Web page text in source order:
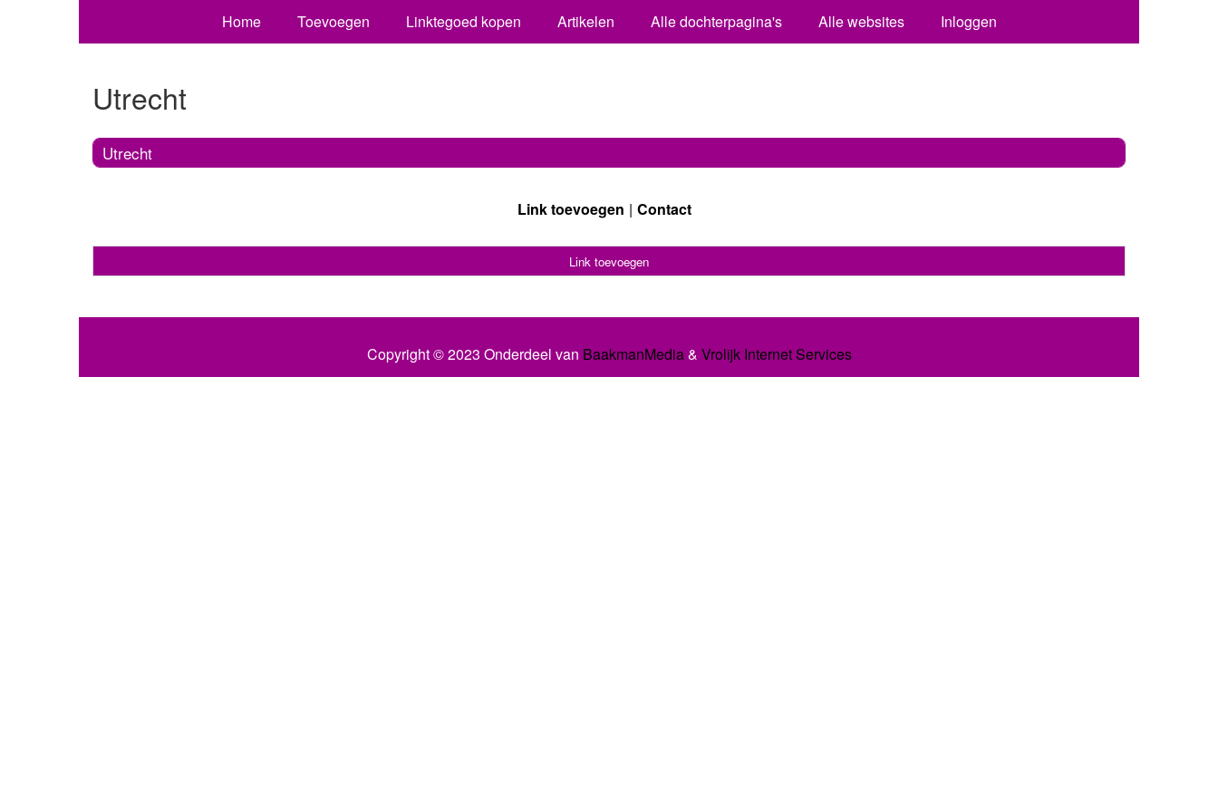
Home Toevoegen Linktegoed kopen Artikelen Alle dochterpagina's Alle websites Inloggen
Utrecht
Utrecht
Link toevoegen Contact
Link toevoegen
Copyright © 2023 Onderdeel van BaakmanMedia& Vrolijk Internet Services